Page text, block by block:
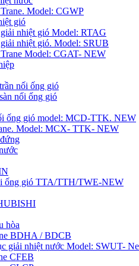
Model: CGWP
gió
nhiệt gió Model: RTAG
nhiệt gió. Model: SRUB
Model: CGAT- NEW
nối ống gió
nối ống gió
ống gió model: MCD-TTK. NEW
Model: MCX- TTK- NEW
ống gió TTA/TTH/TWE-NEW
hòa
BDHA / BDCB
giải nhiệt nước Model: SWUT-
CFEB